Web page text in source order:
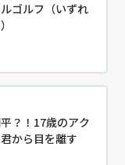
ゴルフ（いずれ
？！17歳のアク
から目を離す